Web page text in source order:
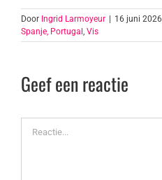
Door Ingrid Larmoyeur 16 juni 2026
Spanje, Portugal , Vis
Geef een reactie